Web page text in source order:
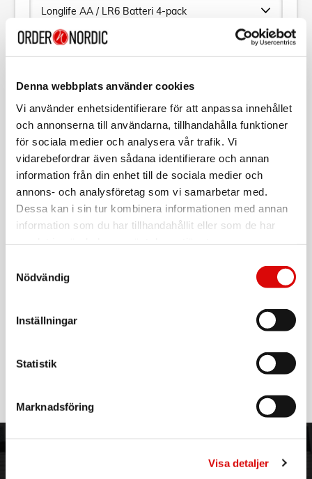
Denna webbplats använder cookies
Vi använder enhetsidentifierare för att anpassa innehållet
och annonserna till användarna, tillhandahålla funktioner
för sociala medier och analysera vår trafik. Vi
vidarebefordrar även sådana identifierare och annan
information från din enhet till de sociala medier och
annons- och analysföretag som vi samarbetar med.
Dessa kan i sin tur kombinera informationen med annan
information som du har tillhandahållit eller som de har
Nödvändig
Inställningar
Statistik
Marknadsföring
Visa detaljer
Se alla produkter inom Varta
Specifikation
Beskrivning
Tillv. art. nr:4106101414
EAN-kod:
4008496525157
20
VARTA Longlife AA-batteri 4-pack
fjärrkontroller, väggklockor eller radioapparater. LONGLIFE-
batterier utmärker sig med sin långvariga förbrukningstid och
- Klocka/Väggklocka
energiförbrukning som fjärrkontroller för TV och
Läs mer